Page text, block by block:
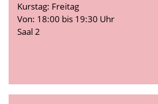
Kurstag: Freitag
Von: 18:00 bis 19:30 Uhr
Saal 2